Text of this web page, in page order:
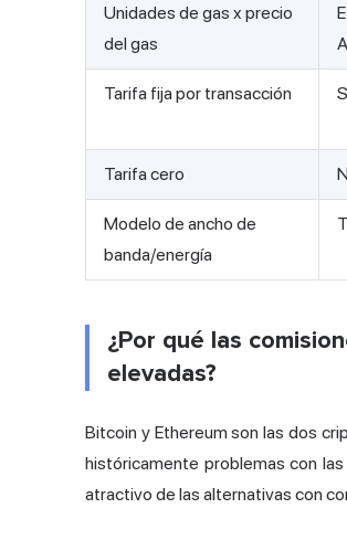
Unidades de gas x precio
del gas
Tarifa fija por transacción
Tarifa cero
Modelo de ancho de
banda/energía
¿Por qué las
elevadas?
Bitcoin y Ethereum son las dos
históricamente problemas con
atractivo de las alternativas con